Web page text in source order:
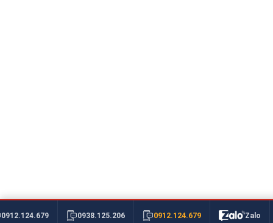
0912.124.679 0938.125.206 0912.124.679 Zalo